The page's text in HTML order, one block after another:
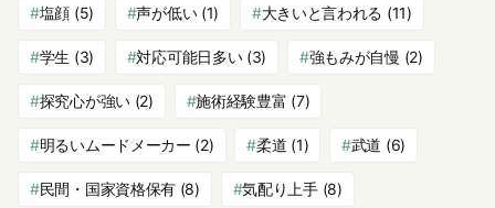
塩顔 (5) 声が低い(1) 大きいと言われる (11)
学生 (3) 対応可能日多い(3) 強もみが自慢 (2)
探究心が強い(2) 施術経験豊富 (7)
明るいムードメーカー (2) 柔道 (1) 武道 (6)
民間・国家資格保有 (8) 気配り上手(8)